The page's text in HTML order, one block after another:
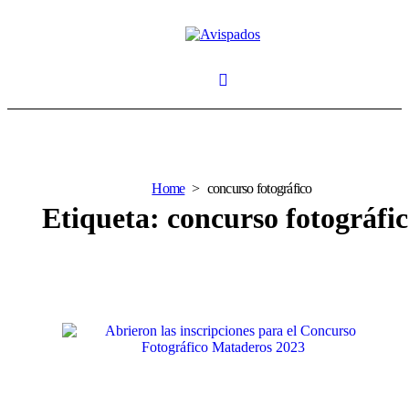
Home concurso fotográfico
Etiqueta: concurso